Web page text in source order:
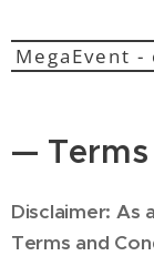
MegaEvent -
—
Disclaimer: As
Terms and